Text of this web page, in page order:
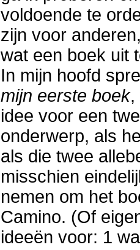
voldoende te
zijn voor
wat een boek uit
In mijn hoofd
mijn eerste boek,
idee voor een
onderwerp, als
als die twee
misschien
nemen om het
Camino. (Of
ideeën voor: 1